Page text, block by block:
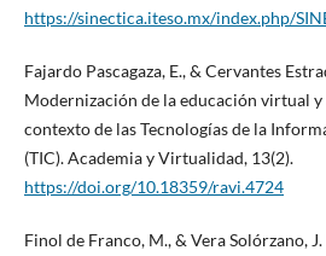
https://sinectica.iteso.mx/index.php/
Fajardo Pascagaza, E., & Cervantes
Modernización de la educación virtual y
contexto de las Tecnologías de la
(TIC). Academia y Virtualidad, 13(2).
https://doi.org/10.18359/ravi.4724
Finol de Franco, M., & Vera Solórzano,